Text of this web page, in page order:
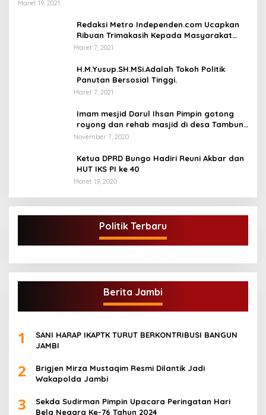
Maret 19, 2021
Redaksi Metro Independen.com Ucapkan
Ribuan Trimakasih Kepada Masyarakat
Pengunjung Dan Pembaca.
Maret 7, 2021
H.M.Yusup.SH.MSi.Adalah Tokoh Politik
Panutan Bersosial Tinggi.
Maret 7, 2021
Imam mesjid Darul Ihsan Pimpin gotong
royong dan rehab masjid di desa Tambun
Arang Kecamatan Sumay, kabupaten tebo
November 7, 2020
Ketua DPRD Bungo Hadiri Reuni Akbar dan
HUT IKS PI ke 40
Maret 19, 2020
Politik Terbaru
Berita Jambi
1
SANI HARAP IKAPTK TURUT BERKONTRIBUSI BANGUN
JAMBI
2
Brigjen Mirza Mustaqim Resmi Dilantik Jadi
Wakapolda Jambi
3
Sekda Sudirman Pimpin Upacara Peringatan Hari
Bela Negara Ke-76 Tahun 2024